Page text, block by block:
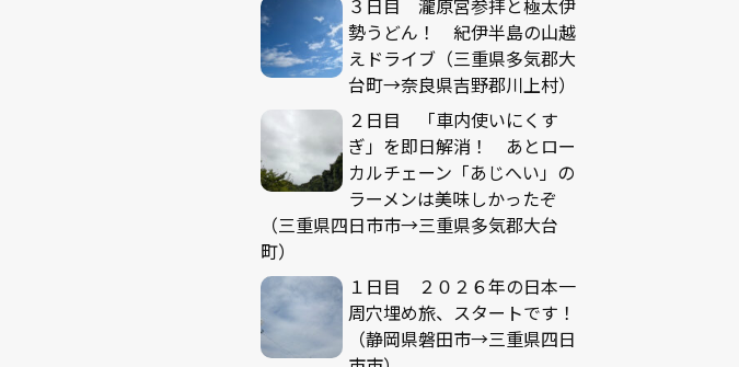
３日目 瀧原宮参拝と極太伊
勢うどん！ 紀伊半島の山越
えドライブ（三重県多気郡大
台町→奈良県吉野郡川上村）
２日目 「車内使いにくす
ぎ」を即日解消！ あとロー
カルチェーン「あじへい」の
ラーメンは美味しかったぞ
（三重県四日市市→三重県多気郡大台
町）
１日目 ２０２６年の日本一
周穴埋め旅、スタートです！
（静岡県磐田市→三重県四日